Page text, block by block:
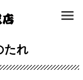
たれ